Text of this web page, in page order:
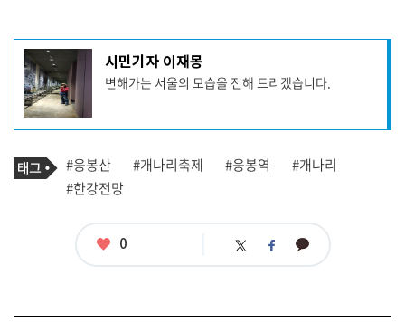
기
사
작
성
자
프
필
시민기자 이재몽
변해가는 서울의 모습을 전해 드리겠습니다.
기
사
관
련
태
그
#응봉산 #개나리축제 #응봉역
#개나리
#한강전망
좋
0 트 페 카